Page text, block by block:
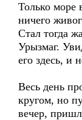
Только море
ничего
Стал тогда
Урызмаг.
его здесь, и
Весь день
кругом, но
вечер,